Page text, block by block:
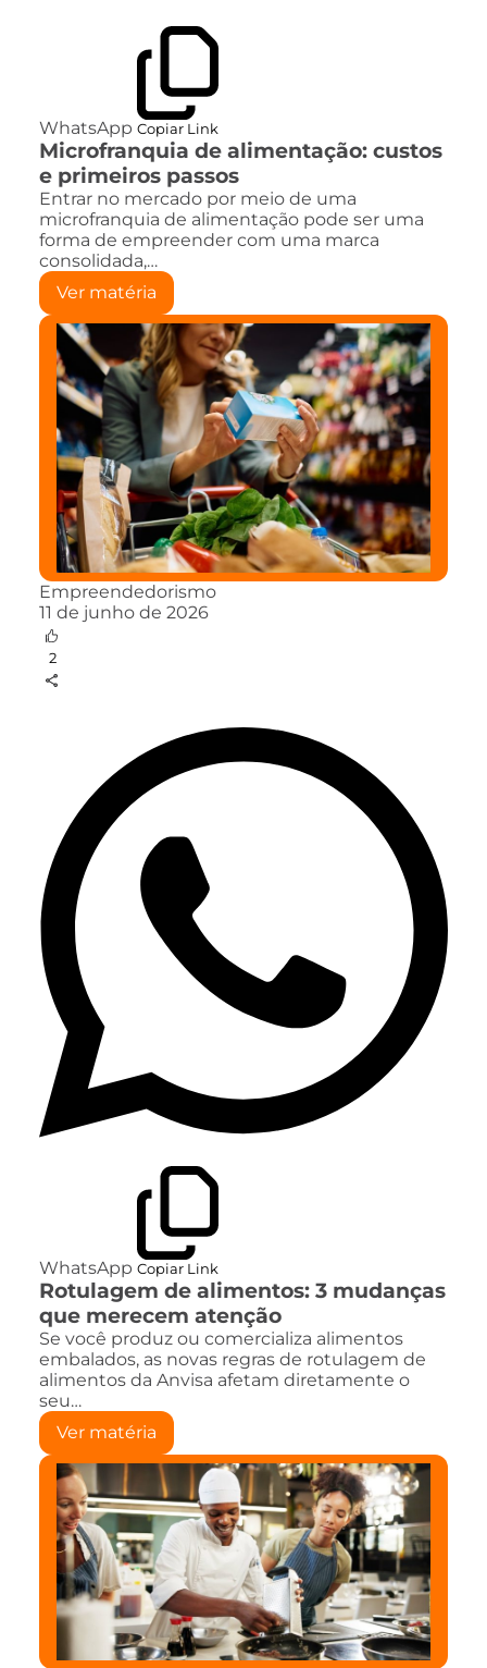
WhatsApp Copiar Link
Microfranquia de alimentação: custos
e primeiros passos
Entrar no mercado por meio de uma
microfranquia de alimentação pode ser uma
forma de empreender com uma marca
consolidada,…
Ver matéria
Empreendedorismo
11 de junho de 2026
2
WhatsApp Copiar Link
Rotulagem de alimentos: 3 mudanças
que merecem atenção
Se você produz ou comercializa alimentos
embalados, as novas regras de rotulagem de
alimentos da Anvisa afetam diretamente o
seu…
Ver matéria